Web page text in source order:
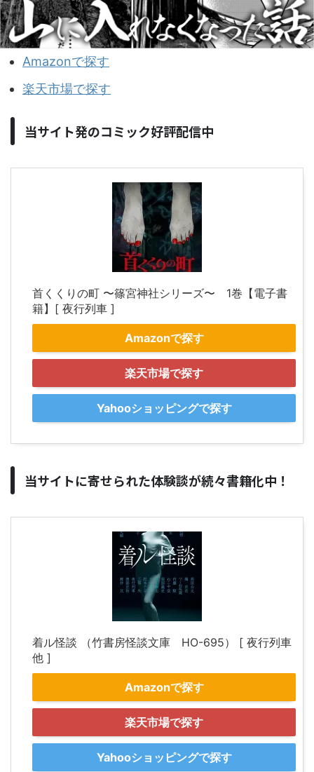
Amazonで探す
楽天市場で探す
当サイト発のコミック好評配信中
首くくりの町 〜篠宮神社シリーズ〜 1巻【電子書
籍】[ 夜行列車 ]
Amazonで探す
楽天市場で探す
Yahooショッピングで探す
当サイトに寄せられた体験談が続々書籍化中！
着ル怪談 （竹書房怪談文庫 HO-695） [ 夜行列車
他 ]
Amazonで探す
楽天市場で探す
Yahooショッピングで探す